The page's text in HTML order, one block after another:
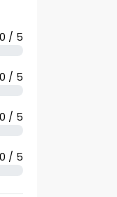
/ 5
/ 5
/ 5
/ 5